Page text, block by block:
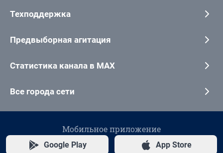
Техподдержка
Предвыборная агитация
Статистика канала в MAX
Все города сети
Мобильное приложение
Google Play App Store